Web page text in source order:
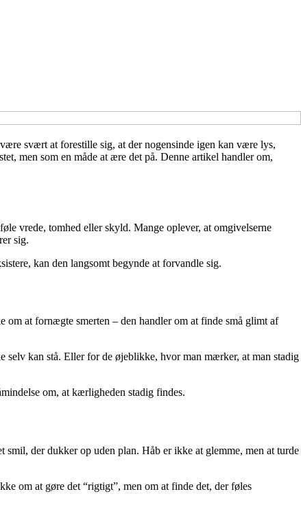
svært at forestille sig, at der nogensinde igen kan være lys,
men som en måde at ære det på. Denne artikel handler om,
vrede, tomhed eller skyld. Mange oplever, at omgivelserne
sig.
kan den langsomt begynde at forvandle sig.
at fornægte smerten – den handler om at finde små glimt af
selv kan stå. Eller for de øjeblikke, hvor man mærker, at man stadig
om, at kærligheden stadig findes.
der dukker op uden plan. Håb er ikke at glemme, men at turde
om at gøre det “rigtigt”, men om at finde det, der føles